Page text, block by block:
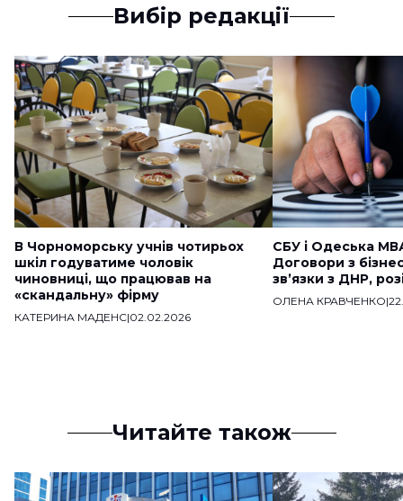
Вибір редакції
В Чорноморську учнів чотирьох
шкіл годуватиме чоловік
чиновниці, що працював на
«скандальну» фірму
КАТЕРИНА МАДЕНС|02.02.2026
СБУ і Одеська
Договори з
звʼязки з ДНР,
ОЛЕНА КРАВЧЕНКО|
Читайте також